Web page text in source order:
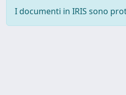
I documenti in IRIS sono